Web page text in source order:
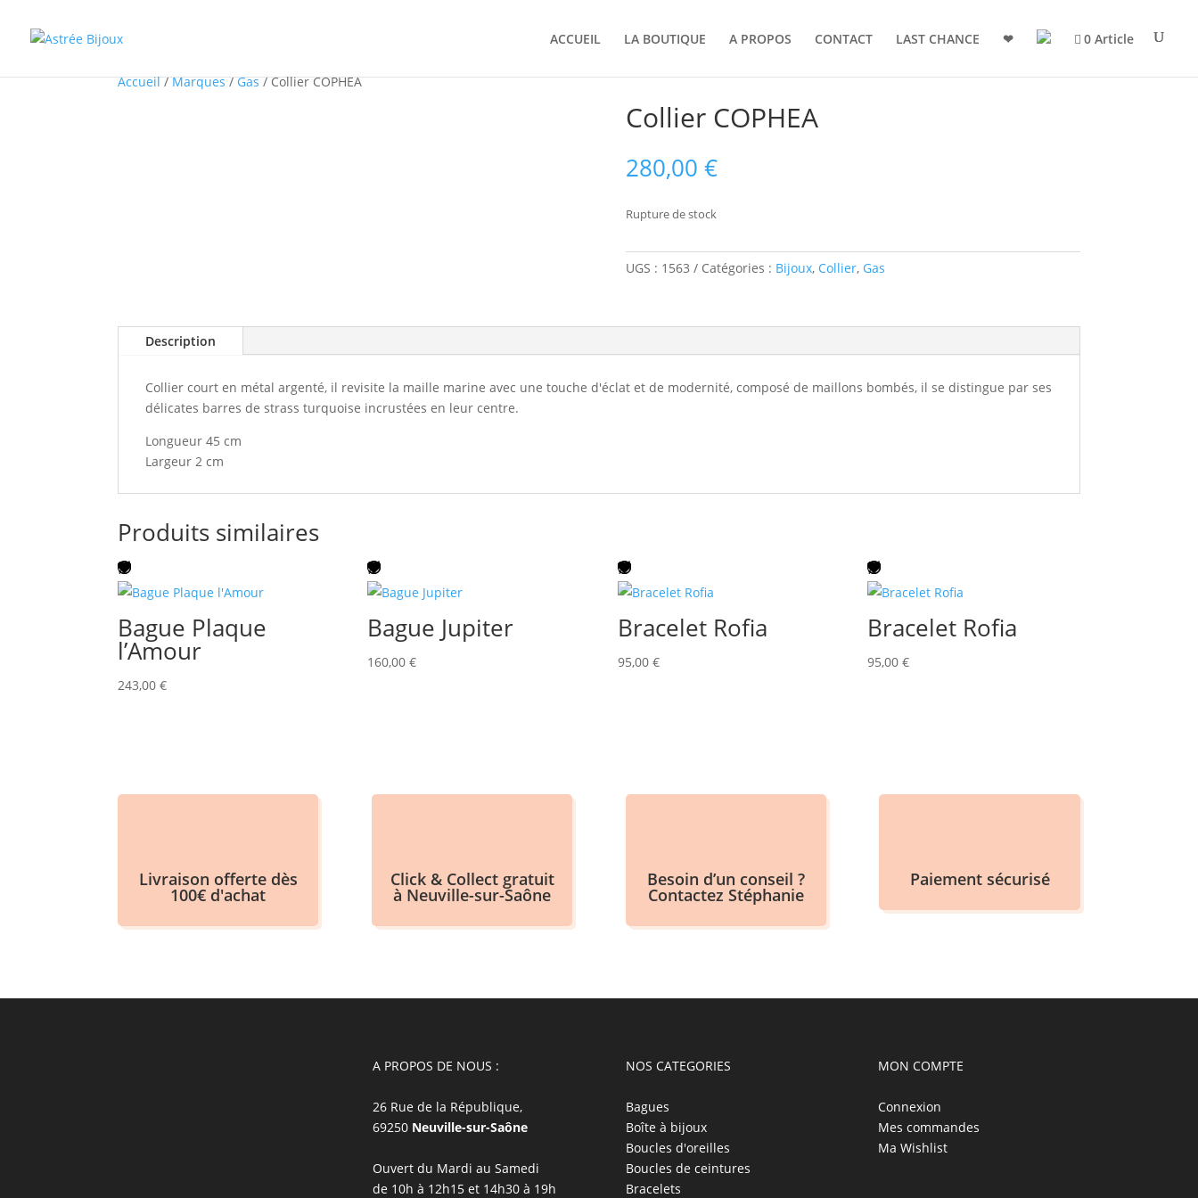
ACCUEIL LA BOUTIQUE A PROPOS CONTACT LAST CHANCE ❤ 0 Article
Accueil/Marques/Gas/ Collier COPHEA
Collier COPHEA
280,00 €
Rupture de stock
UGS : 1563 Catégories : Bijoux, Collier, Gas
Description
Collier court en métal argenté, il revisite la maille marine avec une touche d'éclat et de modernité, composé de maillons bombés, il se distingue par ses
délicates barres de strass turquoise incrustées en leur centre.
Longueur 45 cm
Largeur 2 cm
Produits similaires
Bague Plaque
l’Amour
243,00 €
Bague Jupiter
160,00€
Bracelet Rofia
95,00 €
Bracelet Rofia
95,00 €
Livraison offerte dès
100€ d'achat
Click & Collect gratuit
à Neuville-sur-Saône
Besoin d’un conseil ?
Contactez Stéphanie
Paiement sécurisé
A PROPOS DE NOUS :
26 Rue de la République,
69250 Neuville-sur-Saône
Ouvert du Mardi au Samedi
de 10h à 12h15 et 14h30 à 19h
NOS CATEGORIES
Bagues
Boîte à bijoux
Boucles d'oreilles
Boucles de ceintures
Bracelets
MON COMPTE
Connexion
Mes commandes
Ma Wishlist